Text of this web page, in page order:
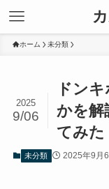
ホーム 未分類
ドン
かを解
てみた
2025
9/06
未分類 2025年9月6